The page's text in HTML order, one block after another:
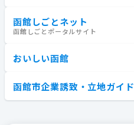
函館しごとネット
函館しごとポータルサイト
おいしい函館
函館市企業誘致・立地ガイド